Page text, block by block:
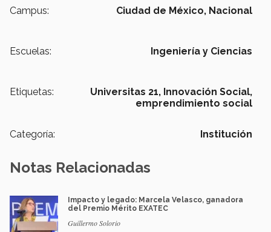
Campus: Ciudad de México, Nacional
Escuelas: Ingeniería y Ciencias
Etiquetas: Universitas 21, Innovación Social,
emprendimiento social
Categoría: Institución
Notas Relacionadas
Impacto y legado: Marcela Velasco, ganadora
del Premio Mérito EXATEC
Guillermo Solorio